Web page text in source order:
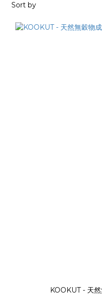
Sort by
KOOKUT - 天